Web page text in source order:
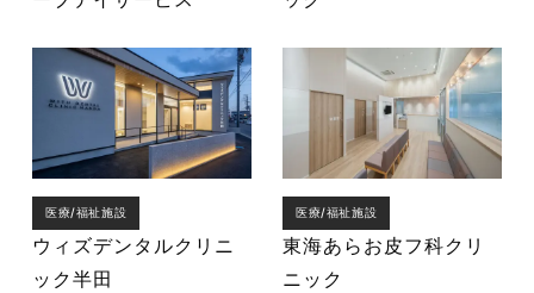
医療/福祉施設
ウィズデンタルクリニ
ック半田
医療/福祉施設
東海あらお皮フ科クリ
ニック